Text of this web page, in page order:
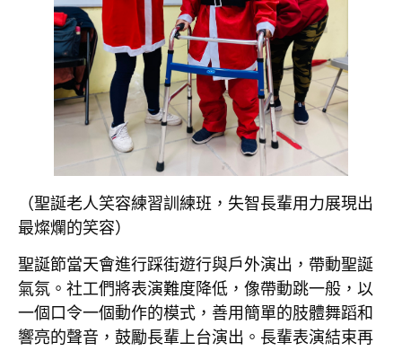
（聖誕老人笑容練習訓練班，失智長輩用力展現出
最燦爛的笑容）
聖誕節當天會進行踩街遊行與戶外演出，帶動聖誕
氣氛。社工們將表演難度降低，像帶動跳一般，以
一個口令一個動作的模式，善用簡單的肢體舞蹈和
響亮的聲音，鼓勵長輩上台演出。長輩表演結束再